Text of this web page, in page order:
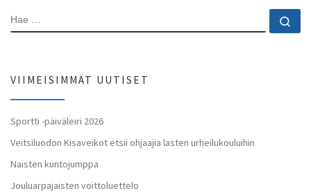
HAE
VIIMEISIMMÄT UUTISET
Sportti -päiväleiri 2026
Veitsiluodon Kisaveikot etsii ohjaajia lasten urheilukouluihin
Naisten kuntojumppa
Jouluarpajaisten voittoluettelo